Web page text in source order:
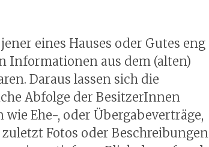
eines Hauses oder Gutes eng
Informationen aus dem (alten)
Daraus lassen sich die
Abfolge der BesitzerInnen
Ehe-, oder Übergabeverträge,
Fotos oder Beschreibungen